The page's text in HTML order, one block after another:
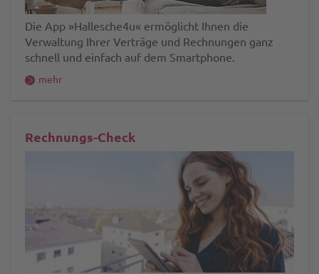
Die App »Hallesche4u« ermöglicht Ihnen die
Verwaltung Ihrer Verträge und Rechnungen ganz
schnell und einfach auf dem Smartphone.
mehr
Rechnungs-Check